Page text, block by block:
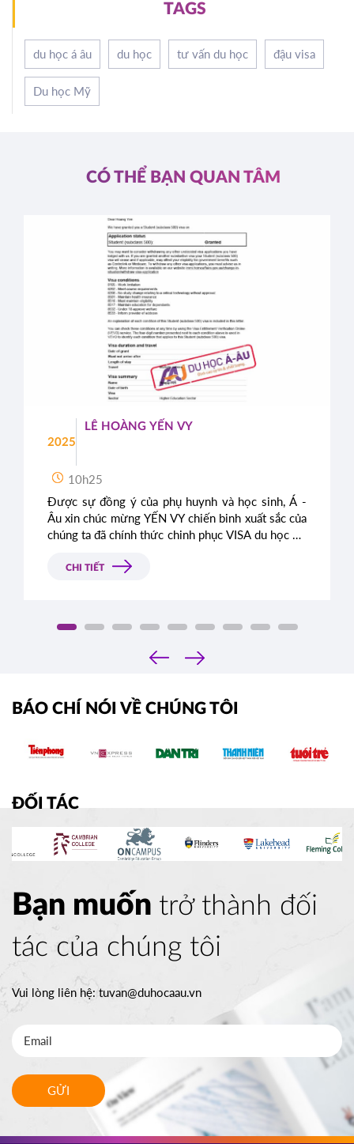
TAGS
du học á âu du học tư vấn du học đậu visa
Du học Mỹ
CÓ THỂ BẠN QUAN TÂM
2025
LÊ HOÀNG YẾN VY
10h25
Được sự đồng ý của phụ huynh và học sinh, Á -
Âu xin chúc mừng YẾN VY chiến binh xuất sắc của
chúng ta đã chính thức chinh phục VISA du học Úc
xinh đẹp.
CHI TIẾT
‹
›
BÁO CHÍ NÓI VỀ CHÚNG TÔI
ĐỐI TÁC
Bạn muốn trở thành đối
tác của chúng tôi
Vui lòng liên hệ:tuvan@duhocaau.vn
GỬI